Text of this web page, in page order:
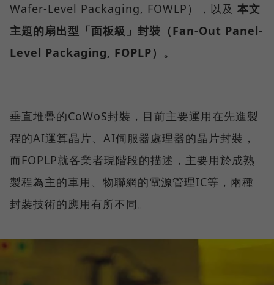
Wafer-Level Packaging, FOWLP），以及 本文
主題的扇出型「面板級」封裝（Fan-Out Panel-
Level Packaging, FOPLP）。
垂直堆疊的CoWoS封裝，目前主要運用在先進製
程的AI運算晶片、AI伺服器處理器的晶片封裝，
而FOPLP就各業者現階段的描述，主要用於成熟
製程為主的車用、物聯網的電源管理IC等，兩種
封裝技術的應用有所不同。